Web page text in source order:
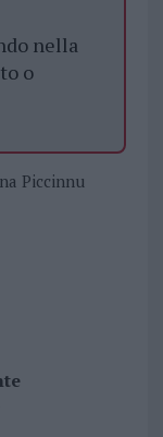
nella
o
Piccinnu